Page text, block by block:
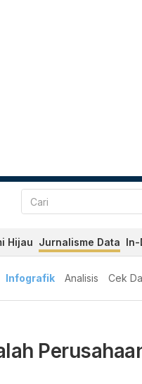
Hijau Jurnalisme Data In-
Infografik Analisis Cek